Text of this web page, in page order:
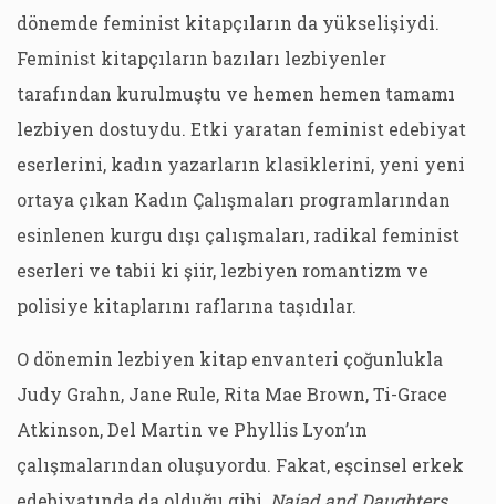
dönemde feminist kitapçıların da yükselişiydi.
Feminist kitapçıların bazıları lezbiyenler
tarafından kurulmuştu ve hemen hemen tamamı
lezbiyen dostuydu. Etki yaratan feminist edebiyat
eserlerini, kadın yazarların klasiklerini, yeni yeni
ortaya çıkan Kadın Çalışmaları programlarından
esinlenen kurgu dışı çalışmaları, radikal feminist
eserleri ve tabii ki şiir, lezbiyen romantizm ve
polisiye kitaplarını raflarına taşıdılar.
O dönemin lezbiyen kitap envanteri çoğunlukla
Judy Grahn, Jane Rule, Rita Mae Brown, Ti-Grace
Atkinson, Del Martin ve Phyllis Lyon’ın
çalışmalarından oluşuyordu. Fakat, eşcinsel erkek